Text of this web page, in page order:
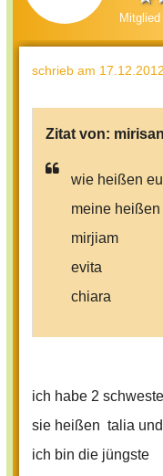
schrieb am
Zitat von: mirisan
wie heißen
meine heißen
mirjiam
evita
chiara
ich habe 2
sie heißen talia
ich bin die jüngste